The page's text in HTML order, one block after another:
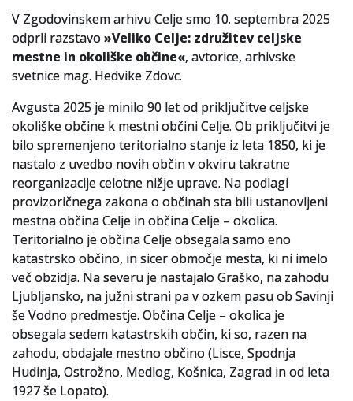
VAČ – VIRTUALNA ARHIVSKA ČITALNICA
Za ustvarjalce
Gradivo
Register ustvarjalcev
Arhivske škatle
Projekti
Slovenski elektronski arhiv
Anonimka
Virtualni.ZAC
Publikacije
V Zgodovinskem arhivu Celje smo 10. septembra 2025
odprli razstavo»Veliko Celje: združitev celjske
mestne in okoliške občine«, avtorice, arhivske
svetnice mag. Hedvike Zdovc.
Avgusta 2025 je minilo 90 let od priključitve celjske
okoliške občine k mestni občini Celje. Ob priključitvi je
bilo spremenjeno teritorialno stanje iz leta 1850, ki je
nastalo z uvedbo novih občin v okviru takratne
reorganizacije celotne nižje uprave. Na podlagi
provizoričnega zakona o občinah sta bili ustanovljeni
mestna občina Celje in občina Celje – okolica.
Teritorialno je občina Celje obsegala samo eno
katastrsko občino, in sicer območje mesta, ki ni imelo
več obzidja. Na severu je nastajalo Graško, na zahodu
Ljubljansko, na južni strani pa v ozkem pasu ob Savinji
še Vodno predmestje. Občina Celje – okolica je
obsegala sedem katastrskih občin, ki so, razen na
zahodu, obdajale mestno občino (Lisce, Spodnja
Hudinja, Ostrožno, Medlog, Košnica, Zagrad in od leta
1927 še Lopato).